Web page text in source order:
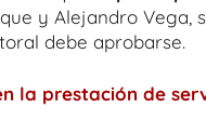
y Alejandro
debe aprobarse.
la prestación de